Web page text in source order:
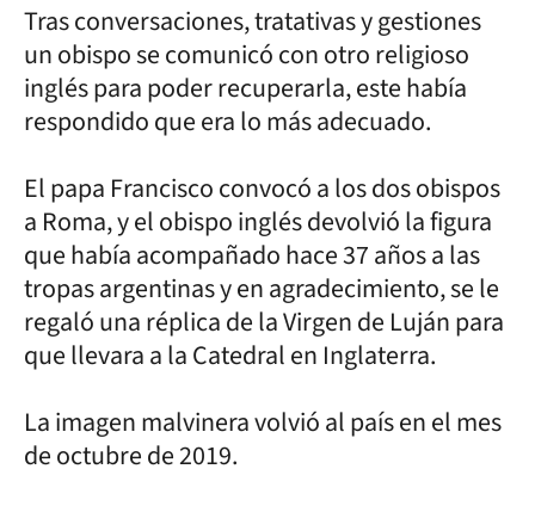
Tras conversaciones, tratativas y gestiones
un obispo se comunicó con otro religioso
inglés para poder recuperarla, este había
respondido que era lo más adecuado.
El papa Francisco convocó a los dos obispos
a Roma, y el obispo inglés devolvió la figura
que había acompañado hace 37 años a las
tropas argentinas y en agradecimiento, se le
regaló una réplica de la Virgen de Luján para
que llevara a la Catedral en Inglaterra.
La imagen malvinera volvió al país en el mes
de octubre de 2019.